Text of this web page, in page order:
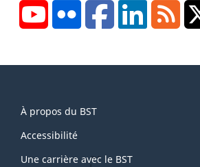
YouTubeFlickr FacebookLinkedInRSS
this
site
À propos du BST
Accessibilité
Une carrière avec le BST